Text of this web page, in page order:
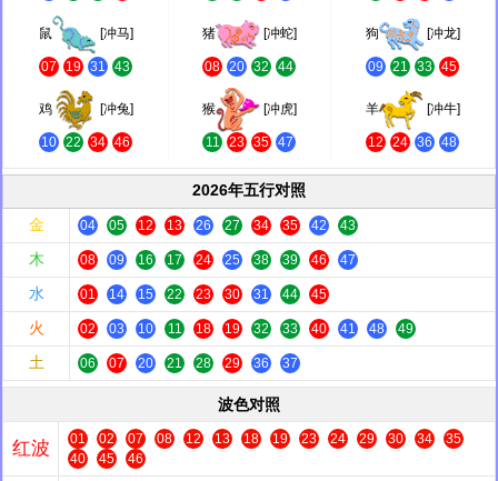
鼠 [冲马]
07 19 31 43
猪 [冲蛇]
08 20 32 44
狗 [冲龙]
09 21 33 45
鸡 [冲兔]
10 22 34 46
猴 [冲虎]
11 23 35 47
羊 [冲牛]
12 24 36 48
2026年五行对照
金
04 05 12 13 26 27 34 35 42 43
木 08 09 16 17 24 25 38 39 46 47
水 01 14 15 22 23 30 31 44 45
火 02 03 10 11 18 19 32 33 40 41 48 49
土 06 07 20 21 28 29 36 37
波色对照
红波 01 02 07 08 12 13 18 19 23 24 29 30 34
35
40
45 46